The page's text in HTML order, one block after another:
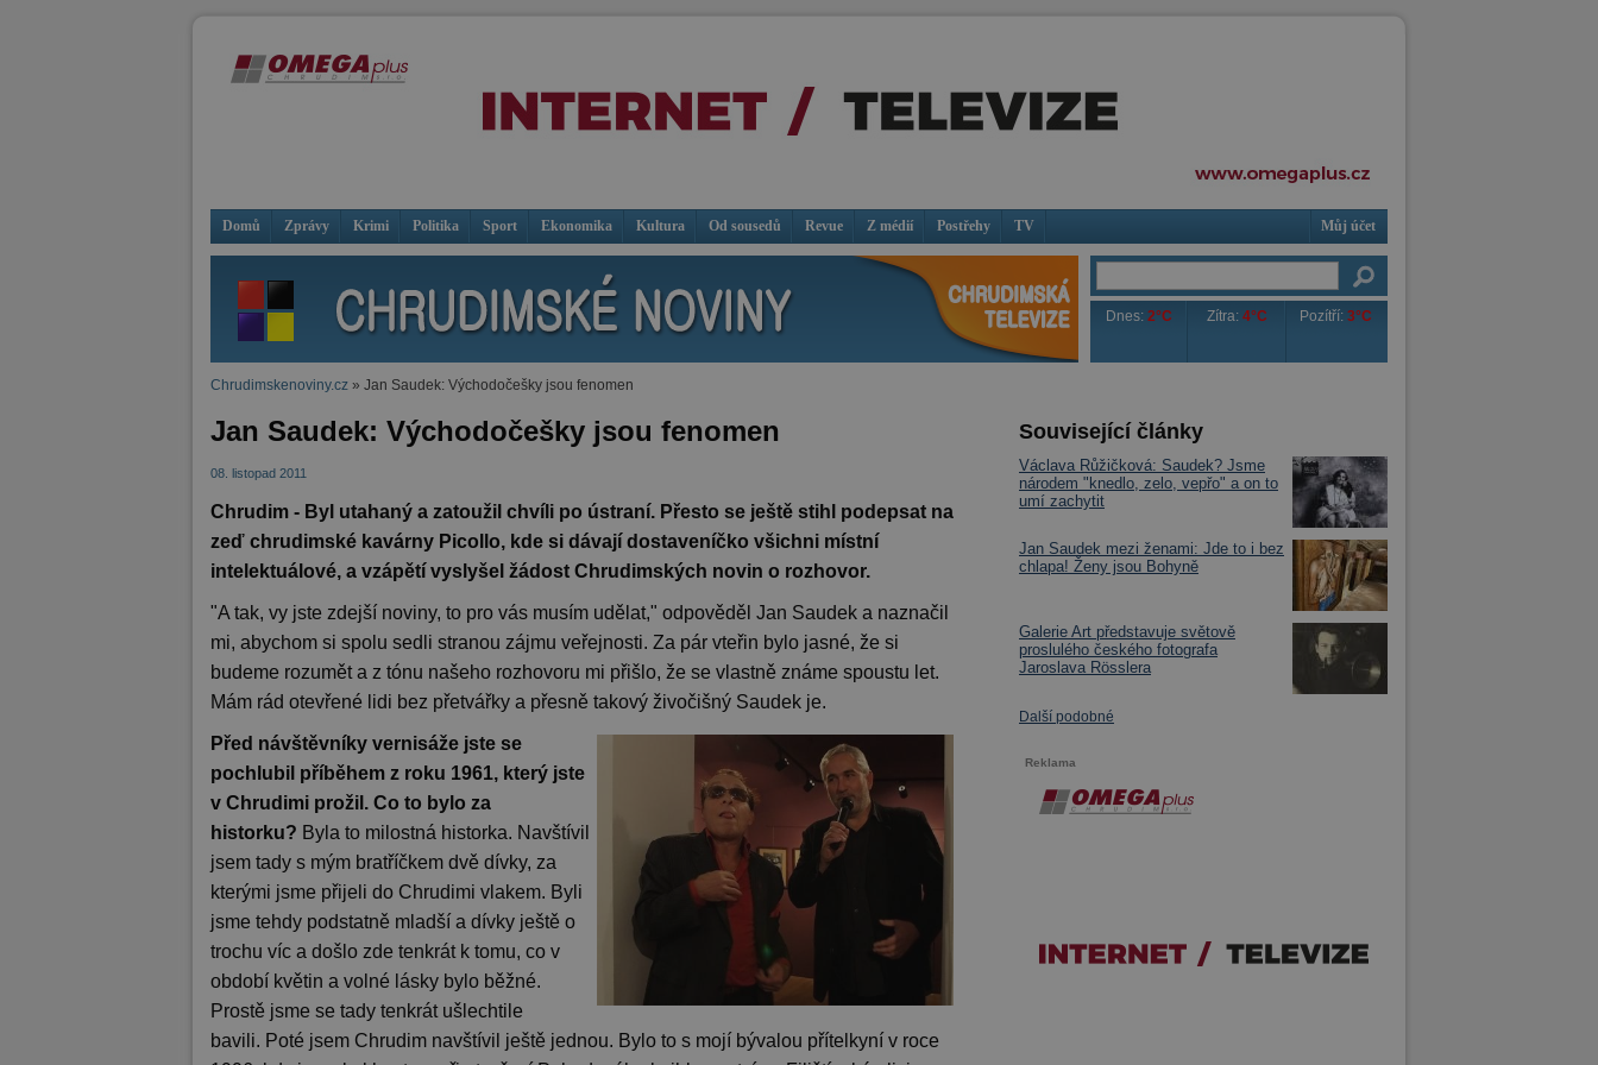
Domů Zprávy Krimi Politika Sport Ekonomika Kultura Od sousedů Revue Z médií Postřehy TV Můj účet
Dnes:2°C Zítra:4°C Pozítří: 3°C
Chrudimskenoviny.cz » Jan Saudek: Východočešky jsou fenomen
Jan Saudek: Východočešky jsou fenomen
08. listopad 2011
Chrudim - Byl utahaný a zatoužil chvíli po ústraní. Přesto se ještě stihl podepsat na
zeď chrudimské kavárny Picollo, kde si dávají dostaveníčko všichni místní
intelektuálové, a vzápětí vyslyšel žádost Chrudimských novin o rozhovor.
"A tak, vy jste zdejší noviny, to pro vás musím udělat," odpověděl Jan Saudek a naznačil
mi, abychom si spolu sedli stranou zájmu veřejnosti. Za pár vteřin bylo jasné, že si
budeme rozumět a z tónu našeho rozhovoru mi přišlo, že se vlastně známe spoustu let.
Mám rád otevřené lidi bez přetvářky a přesně takový živočišný Saudek je.
Před návštěvníky vernisáže jste se
pochlubil příběhem z roku 1961, který jste
v Chrudimi prožil. Co to bylo za
historku? Byla to milostná historka. Navštívil
jsem tady s mým bratříčkem dvě dívky, za
kterými jsme přijeli do Chrudimi vlakem. Byli
jsme tehdy podstatně mladší a dívky ještě o
trochu víc a došlo zde tenkrát k tomu, co v
období květin a volné lásky bylo běžné.
Prostě jsme se tady tenkrát ušlechtile
bavili. Poté jsem Chrudim navštívil ještě jednou. Bylo to s mojí bývalou přítelkyní v roce
Související články
Václava Růžičková: Saudek? Jsme
národem "knedlo, zelo, vepřo" a on to
umí zachytit
Jan Saudek mezi ženami: Jde to i bez
chlapa! Ženy jsou Bohyně
Galerie Art představuje světově
proslulého českého fotografa
Jaroslava Rösslera
Další podobné
Reklama